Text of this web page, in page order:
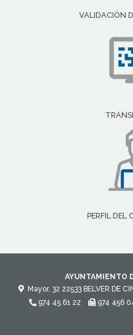
VALIDACIÓN
PERFIL DEL
AYUNTAMIENTO
Mayor, 32 22533 BELVER DE
974 45 61 22
974 456